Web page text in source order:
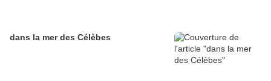
dans la mer des Célèbes